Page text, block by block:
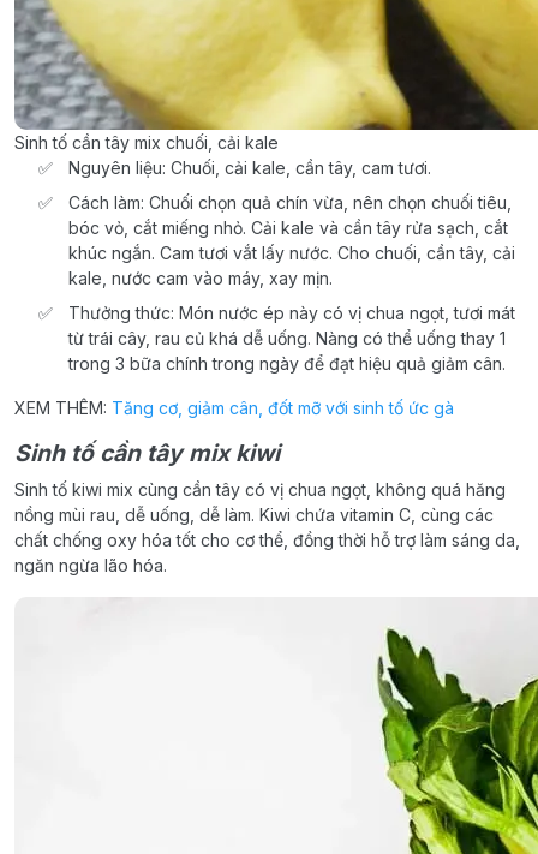
Sinh tố cần tây mix chuối, cải kale
Nguyên liệu: Chuối, cải kale, cần tây, cam tươi.
Cách làm: Chuối chọn quả chín vừa, nên chọn chuối tiêu,
bóc vỏ, cắt miếng nhỏ. Cải kale và cần tây rửa sạch, cắt
khúc ngắn. Cam tươi vắt lấy nước. Cho chuối, cần tây, cải
kale, nước cam vào máy, xay mịn.
Thưởng thức: Món nước ép này có vị chua ngọt, tươi mát
từ trái cây, rau củ khá dễ uống. Nàng có thể uống thay 1
trong 3 bữa chính trong ngày để đạt hiệu quả giảm cân.
XEM THÊM: Tăng cơ, giảm cân, đốt mỡ với sinh tố ức gà
Sinh tố cần tây mix kiwi
Sinh tố kiwi mix cùng cần tây có vị chua ngọt, không quá hăng
nồng mùi rau, dễ uống, dễ làm. Kiwi chứa vitamin C, cùng các
chất chống oxy hóa tốt cho cơ thể, đồng thời hỗ trợ làm sáng da,
ngăn ngừa lão hóa.